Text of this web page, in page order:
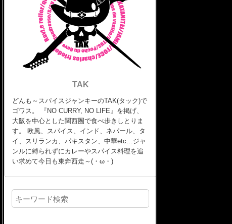
TAK
どんも～スパイスジャンキーのTAK(タック)で
ゴワス。 『NO CURRY, NO LIFE』を掲げ、
大阪を中心とした関西圏で食べ歩きしとりま
す。 欧風、スパイス、インド、ネパール、タ
イ、スリランカ、パキスタン、中華etc…ジャ
ンルに縛られずにカレーやスパイス料理を追
い求めて今日も東奔西走～(・ω・)